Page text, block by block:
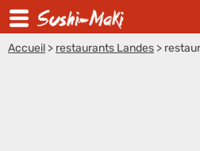
Accueil > restaurants Landes >